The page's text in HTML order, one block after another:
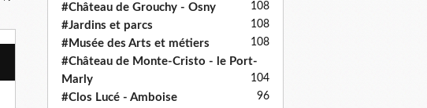
#Château de Grouchy - Osny 108
#Jardins et parcs 108
#Musée des Arts et métiers 108
#Château de Monte-Cristo - le Port-
Marly
104
#Clos Lucé - Amboise 96